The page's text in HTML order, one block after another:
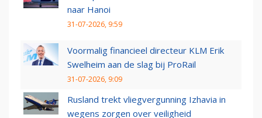
naar Hanoi
31-07-2026, 9:59
Voormalig financieel directeur KLM Erik
Swelheim aan de slag bij ProRail
31-07-2026, 9:09
Rusland trekt vliegvergunning Izhavia in
wegens zorgen over veiligheid